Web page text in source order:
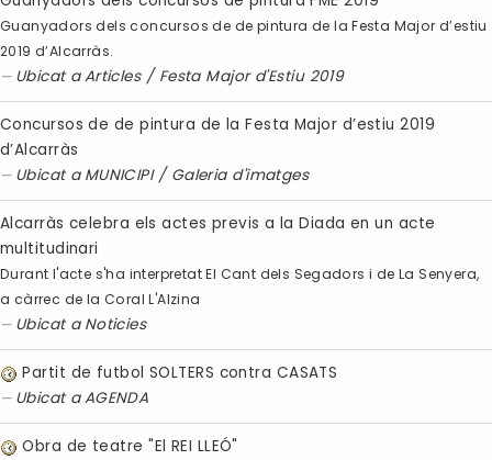
Guanyadors dels concursos de de pintura de la Festa Major d’estiu
2019 d’Alcarràs.
Ubicat aArticles / Festa Major d'Estiu 2019
Concursos de de pintura de la Festa Major d’estiu 2019
d’Alcarràs
Ubicat a MUNICIPI / Galeria d'imatges
Alcarràs celebra els actes previs a la Diada en un acte
multitudinari
Durant l'acte s'ha interpretat El Cant dels Segadors i de La Senyera,
a càrrec de la Coral L'Alzina
Ubicat a Noticies
Partit de futbol SOLTERS contra CASATS
Ubicat aAGENDA
Obra de teatre "El REI LLEÓ"